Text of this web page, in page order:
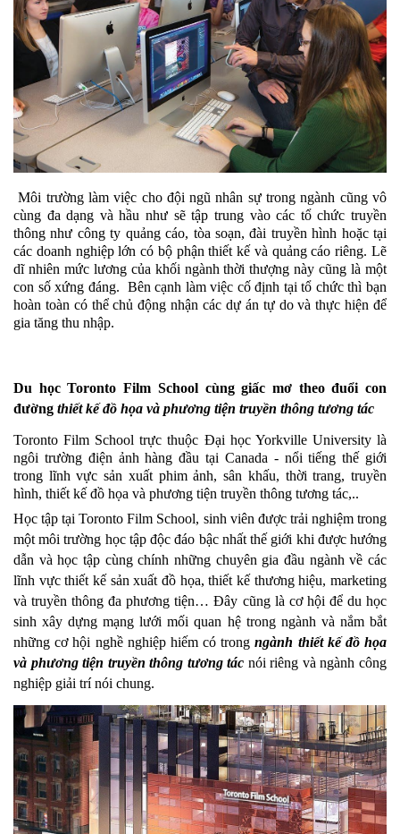
Môi trường làm việc cho đội ngũ nhân sự trong ngành cũng vô
cùng đa dạng và hầu như sẽ tập trung vào các tổ chức truyền
thông như công ty quảng cáo, tòa soạn, đài truyền hình hoặc tại
các doanh nghiệp lớn có bộ phận thiết kế và quảng cáo riêng. Lẽ
dĩ nhiên mức lương của khối ngành thời thượng này cũng là một
con số xứng đáng.  Bên cạnh làm việc cố định tại tổ chức thì bạn
hoàn toàn có thể chủ động nhận các dự án tự do và thực hiện để
gia tăng thu nhập.
Du học Toronto Film School cùng giấc mơ theo đuổi con
đường thiết kế đồ họa và phương tiện truyền thông tương tác
Toronto Film School trực thuộc Đại học Yorkville University là
ngôi trường điện ảnh hàng đầu tại Canada - nổi tiếng thế giới
trong lĩnh vực sản xuất phim ảnh, sân khấu, thời trang, truyền
hình, thiết kế đồ họa và phương tiện truyền thông tương tác,..
Học tập tại Toronto Film School, sinh viên được trải nghiệm trong
một môi trường học tập độc đáo bậc nhất thế giới khi được hướng
dẫn và học tập cùng chính những chuyên gia đầu ngành về các
lĩnh vực thiết kế sản xuất đồ họa, thiết kế thương hiệu, marketing
và truyền thông đa phương tiện… Đây cũng là cơ hội để du học
sinh xây dựng mạng lưới mối quan hệ trong ngành và nắm bắt
những cơ hội nghề nghiệp hiếm có trong ngành thiết kế đồ họa
và phương tiện truyền thông tương tác nói riêng và ngành công
nghiệp giải trí nói chung.